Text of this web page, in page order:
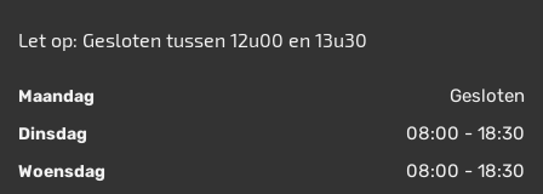
Let op: Gesloten tussen 12u00 en 13u30
Maandag Gesloten
Dinsdag 08:00 - 18:30
Woensdag 08:00 - 18:30